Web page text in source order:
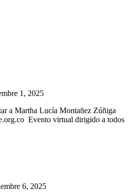
1, 2025
a Martha Lucía Montañez Zúñiga
Evento virtual dirigido a todos
6, 2025